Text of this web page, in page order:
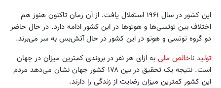
این کشور در سال ۱۹۶۱ استقلال یافت. از آن زمان تاکنون هنوز هم
اختلاف بین توتسی‌ها و هوتوها در این کشور ادامه دارد. در حال حاضر
دو گروه توتسی و هوتو در این کشور در حال آتش‌بس به سر می‌برند.
تولید ناخالص ملی به ازای هر نفر در بروندی کمترین میزان در جهان
است. نتیجه یک تحقیق در بین ۱۷۸ کشور جهان نشان می‌دهد مردم
این کشور کمترین میزان رضایت از زندگی را دارند.